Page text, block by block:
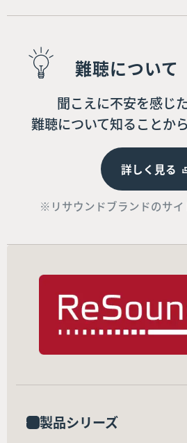
難聴について
聞こえに不安を感じ
難聴について知ることか
詳しく見る
※リサウンドブランドのサイ
製品シリーズ